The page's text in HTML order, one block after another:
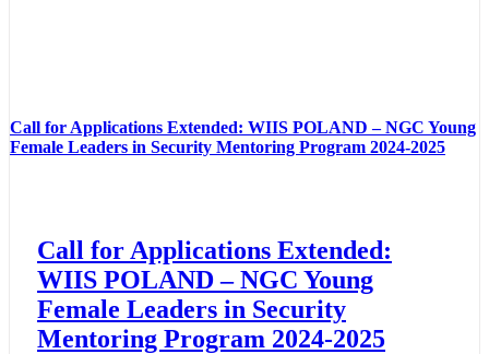
Call for Applications Extended: WIIS POLAND – NGC Young
Female Leaders in Security Mentoring Program 2024-2025
Call for Applications Extended:
WIIS POLAND – NGC Young
Female Leaders in Security
Mentoring Program 2024-2025